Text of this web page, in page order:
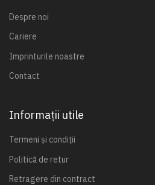
Despre noi
Cariere
Imprinturile noastre
Contact
Informații utile
Termeni și condiții
Politică de retur
Retragere din contract